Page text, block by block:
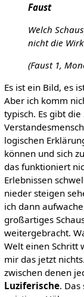
Faust
Welch
nicht die
(Faust 1,
Es ist ein Bild, es
Aber ich komm
typisch. Es gibt
logischen
können und sich
das funktioniert
Erlebnissen
nieder steigen
ich dann
großartiges
weitergebracht.
Welt einen Schritt
mir das jetzt
zwischen denen
Luziferische. Das